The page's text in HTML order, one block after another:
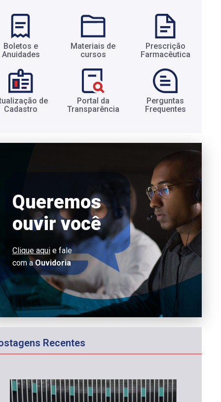
Boletos e
Anuidades​
Materiais de
cursos​
Prescrição
Farmacêutica​
de
Cadastro​
Portal da
Transparência​
Perguntas
Frequentes​
Queremos
ouvir você
Clique aquie fale
com aOuvidoria
Recentes